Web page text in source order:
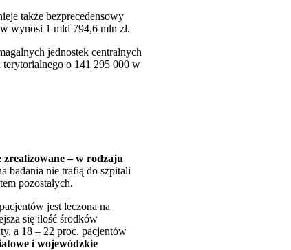
także bezprecedensowy
wynosi 1 mld 794,6 mln zł.
jednostek centralnych
o 141 295 000 w
zrealizowane – w rodzaju
badania nie trafią do szpitali
pozostałych.
jest leczona na
się ilość środków
a 18 – 22 proc. pacjentów
i wojewódzkie